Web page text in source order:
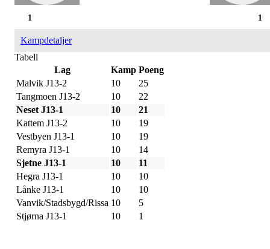
1
1
Kampdetaljer
Tabell
Lag
Kamp Poeng
Malvik J13-2
10
25
Tangmoen J13-2
10
22
Neset J13-1
10
21
Kattem J13-2
10
19
Vestbyen J13-1
10
19
Remyra J13-1
10
14
Sjetne J13-1
10
11
Hegra J13-1
10
10
Lånke J13-1
10
10
Vanvik/Stadsbygd/Rissa 10
5
Stjørna J13-1
10 1